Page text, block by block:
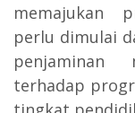
memajukan
perlu dimulai
penjaminan
terhadap